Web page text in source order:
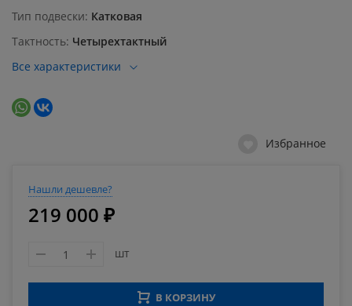
Тип подвески Катковая
Тактность Четырехтактный
Все характеристики
Избранное
Нашли дешевле?
219 000 ₽
шт
В КОРЗИНУ